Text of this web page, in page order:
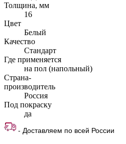
Толщина, мм
16
Цвет
Белый
Качество
Стандарт
Где применяется
на пол (напольный)
Страна-
производитель
Россия
Под покраску
да
- Доставляем по всей России